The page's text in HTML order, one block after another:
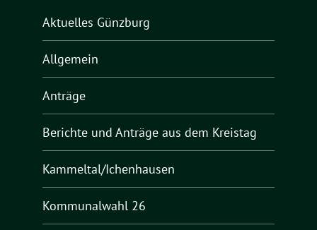
Aktuelles Günzburg
Allgemein
Anträge
Berichte und Anträge aus dem Kreistag
Kammeltal/Ichenhausen
Kommunalwahl 26